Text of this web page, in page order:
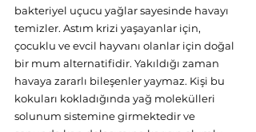
bakteriyel uçucu yağlar sayesinde havayı
temizler. Astım krizi yaşayanlar için,
çocuklu ve evcil hayvanı olanlar için doğal
bir mum alternatifidir. Yakıldığı zaman
havaya zararlı bileşenler yaymaz. Kişi bu
kokuları kokladığında yağ molekülleri
solunum sistemine girmektedir ve